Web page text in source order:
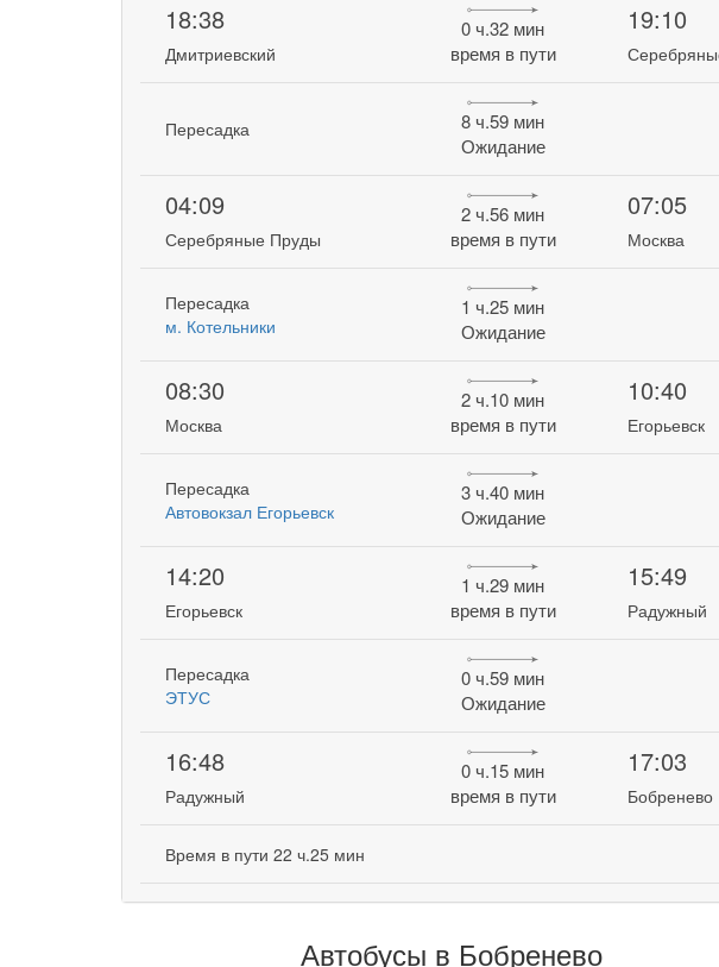
18:38
Дмитриевский
0 ч.32 мин
время в пути
19:10
Пересадка
8 ч.59 мин
Ожидание
04:09
Серебряные Пруды
2 ч.56 мин
время в пути
07:05
Москва
Пересадка
м. Котельники
1 ч.25 мин
Ожидание
08:30
Москва
2 ч.10 мин
время в пути
10:40
Егорьевск
Пересадка
Автовокзал Егорьевск
3 ч.40 мин
Ожидание
14:20
Егорьевск
1 ч.29 мин
время в пути
15:49
Радужный
Пересадка
ЭТУС
0 ч.59 мин
Ожидание
16:48
Радужный
0 ч.15 мин
время в пути
17:03
Бобренево
Время в пути 22 ч.25 мин
Автобусы в Бобренево